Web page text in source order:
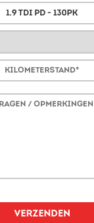
1.9 TDI PD - 130PK
VERZENDEN